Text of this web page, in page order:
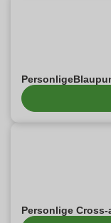
Personlige